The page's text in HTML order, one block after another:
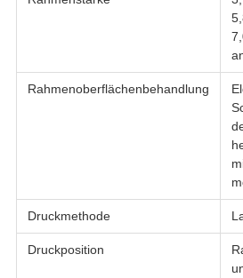
Rahmenoberflächenbehandlung
Druckmethode
Druckposition